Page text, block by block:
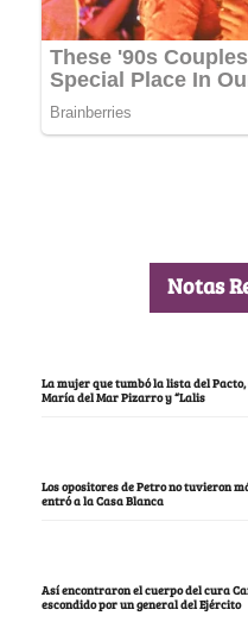
Notas
La mujer que tumbó la lista del
María del Mar Pizarro y “Lalis
Los opositores de Petro no tuvieron
entró a la Casa Blanca
Así encontraron el cuerpo del cura
escondido por un general del Ejército